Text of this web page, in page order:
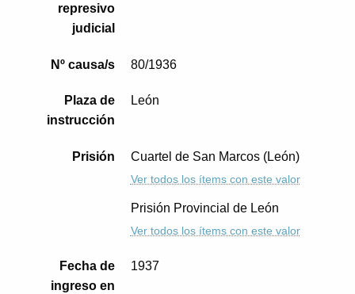
represivo
judicial
Nº causa/s 80/1936
Plaza de
instrucción
León
Prisión Cuartel de San Marcos (León)
Ver todos los ítems con este valor
Prisión Provincial de León
Ver todos los ítems con este valor
Fecha de
ingreso en
1937